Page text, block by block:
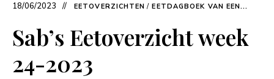
18/06/2023 EETOVERZICHTEN / EETDAGBOEK VAN EEN...
Sab’s Eetoverzicht week
24-2023